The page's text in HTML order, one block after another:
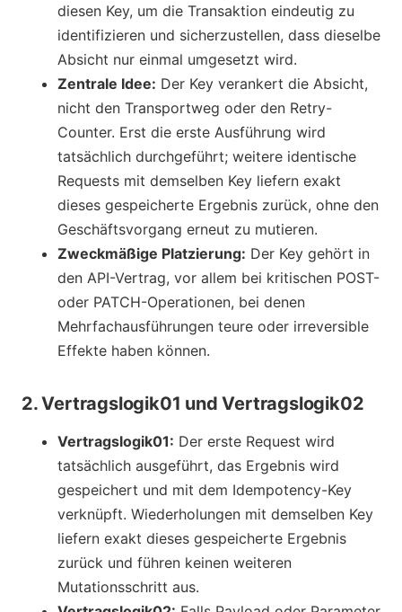
diesen Key, um die Transaktion eindeutig zu
identifizieren und sicherzustellen, dass dieselbe
Absicht nur einmal umgesetzt wird.
Zentrale Idee: Der Key verankert die Absicht,
nicht den Transportweg oder den Retry-
Counter. Erst die erste Ausführung wird
tatsächlich durchgeführt; weitere identische
Requests mit demselben Key liefern exakt
dieses gespeicherte Ergebnis zurück, ohne den
Geschäftsvorgang erneut zu mutieren.
Zweckmäßige Platzierung: Der Key gehört in
den API-Vertrag, vor allem bei kritischen POST-
oder PATCH-Operationen, bei denen
Mehrfachausführungen teure oder irreversible
Effekte haben können.
2. Vertragslogik01 und Vertragslogik02
Vertragslogik01: Der erste Request wird
tatsächlich ausgeführt, das Ergebnis wird
gespeichert und mit dem Idempotency-Key
verknüpft. Wiederholungen mit demselben Key
liefern exakt dieses gespeicherte Ergebnis
zurück und führen keinen weiteren
Mutationsschritt aus.